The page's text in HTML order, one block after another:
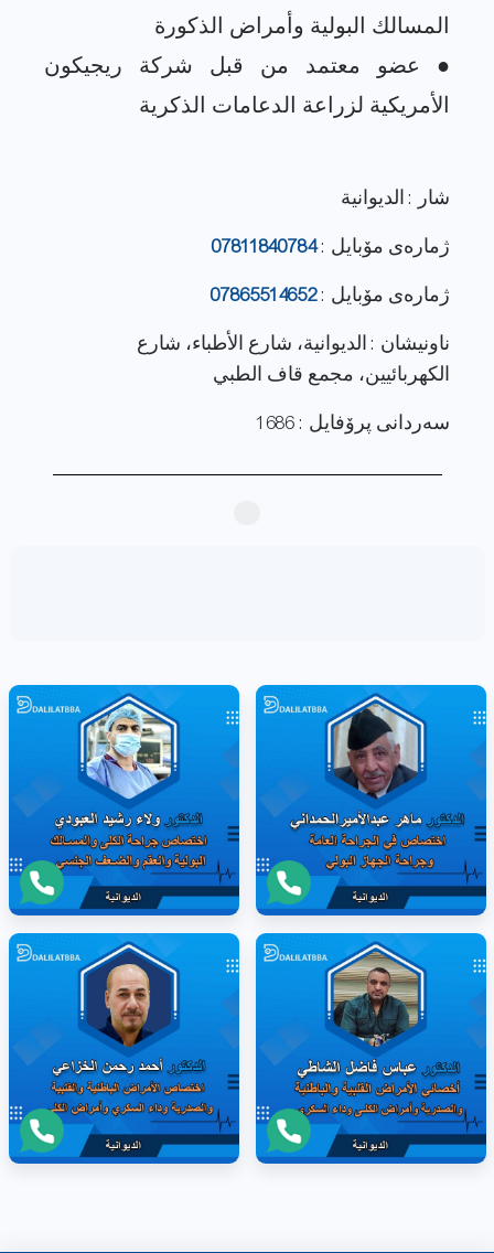
● عضو معتمد من قبل شركة ريجيكون
شار : الديوانية
ژماره‌ی مۆبایل :07811840784
ژماره‌ی مۆبایل :07865514652
ناونيشان : الديوانية، شارع الأطباء، شارع
الكهربائيين، مجمع قاف الطبي
سەردانی پرۆفایل : 1686